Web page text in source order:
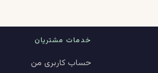
خدمات مشتریان
حساب کاربری من